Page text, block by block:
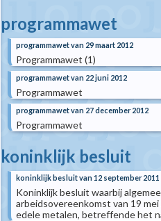
programmawet
programmawet van 29 maart 2012
Programmawet (1)
programmawet van 22 juni 2012
Programmawet
programmawet van 27 december 2012
Programmawet
koninklijk besluit
koninklijk besluit van 12 september 2011
Koninklijk besluit waarbij
arbeidsovereenkomst van 19
edele metalen, betreffende het